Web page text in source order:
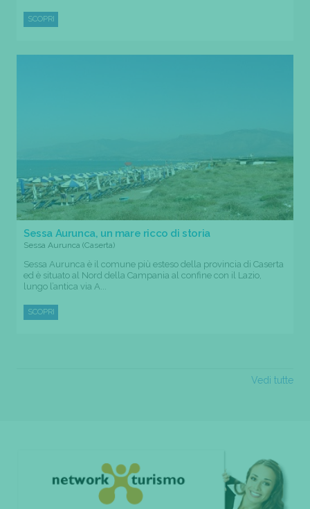
SCOPRI
Sessa Aurunca, un mare ricco di storia
Sessa Aurunca (Caserta)
Sessa Aurunca è il comune più esteso della provincia di Caserta
ed è situato al Nord della Campania al confine con il Lazio,
lungo l’antica via A...
SCOPRI
Vedi tutte